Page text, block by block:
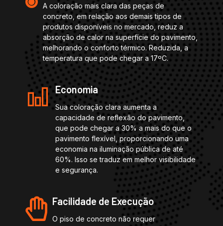
A coloração mais clara das peças de
concreto, em relação aos demais tipos de
produtos disponíveis no mercado, reduz a
absorção de calor na superfície do pavimento,
melhorando o conforto térmico. Reduzida, a
temperatura que pode chegar a 17ºC.
Economia
Sua coloração clara aumenta a
capacidade de reflexão do pavimento,
que pode chegar a 30% a mais do que o
pavimento flexível, proporcionando uma
economia na iluminação pública de até
60%. Isso se traduz em melhor visibilidade
e segurança.
Facilidade de Execução
O piso de concreto não requer